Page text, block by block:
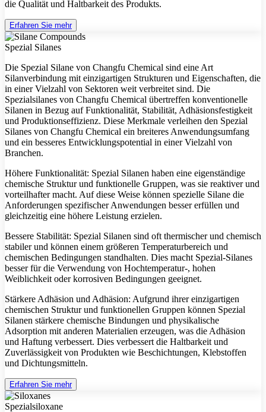
die Qualität und Haltbarkeit des Produkts.
Erfahren Sie mehr
Spezial Silanes
Die Spezial Silane von Changfu Chemical sind eine Art
Silanverbindung mit einzigartigen Strukturen und Eigenschaften, die
in einer Vielzahl von Sektoren weit verbreitet sind. Die
Spezialsilanes von Changfu Chemical übertreffen konventionelle
Silanen in Bezug auf Funktionalität, Stabilität, Adhäsionsfestigkeit
und Produktionseffizienz. Diese Merkmale verleihen den Spezial
Silanes von Changfu Chemical ein breiteres Anwendungsumfang
und ein besseres Entwicklungspotential in einer Vielzahl von
Branchen.
Höhere Funktionalität: Spezial Silanen haben eine eigenständige
chemische Struktur und funktionelle Gruppen, was sie reaktiver und
vorteilhafter macht. Auf diese Weise können spezielle Silane die
Anforderungen spezifischer Anwendungen besser erfüllen und
gleichzeitig eine höhere Leistung erzielen.
Bessere Stabilität: Spezial Silanen sind oft thermischer und chemisch
stabiler und können einem größeren Temperaturbereich und
chemischen Bedingungen standhalten. Dies macht Spezial-Silanes
besser für die Verwendung von Hochtemperatur-, hohen
Weiblichkeit oder korrosiven Bedingungen geeignet.
Stärkere Adhäsion und Adhäsion: Aufgrund ihrer einzigartigen
chemischen Struktur und funktionellen Gruppen können Spezial
Silanen stärkere chemische Bindungen und physikalische
Adsorption mit anderen Materialien erzeugen, was die Adhäsion
und Haftung verbessert. Dies verbessert die Haltbarkeit und
Zuverlässigkeit von Produkten wie Beschichtungen, Klebstoffen
und Dichtungsmitteln.
Erfahren Sie mehr
Spezialsiloxane